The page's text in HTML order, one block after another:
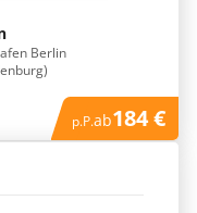
Berlin
p.P.ab184 €